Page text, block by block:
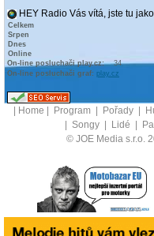
HEY Radio Vás vítá, jste tu jako
Celkem
Srpen
Dnes
Online
On-line posluchači play.cz:
34
On-line posluchači graf: play.cz
Home Program Pořady
Songy Lidé
© JOE Media s.r.o.